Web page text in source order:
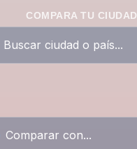
COMPARA TU CIUDAD